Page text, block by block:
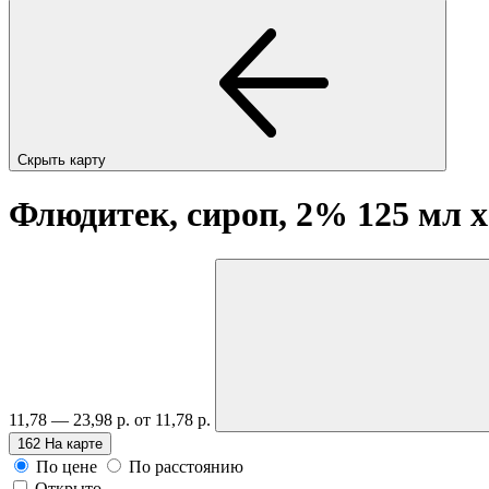
Скрыть карту
Флюдитек, сироп, 2% 125 мл
11,78 — 23,98 р. от 11,78 р.
162 На карте
По цене
По расстоянию